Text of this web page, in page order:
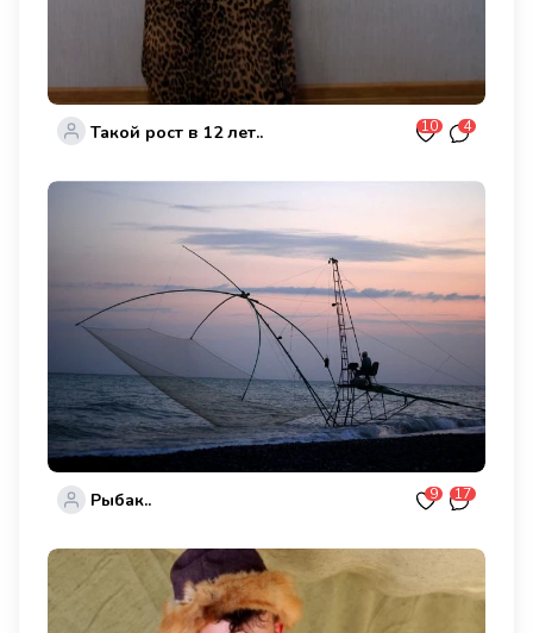
Такой рост в 12 лет.. 10 4
Рыбак.. 9 17